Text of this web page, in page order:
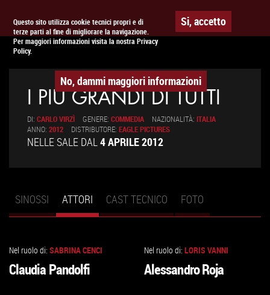
Questo sito utilizza cookie tecnici propri e di
terze parti al fine di migliorare la navigazione.
Per maggiori informazioni visita la nostra Privacy
Policy.
Si, accetto
No, dammi maggiori informazioni
APPUNTAMENTO AL CINEMA
I PIÙ GRANDI DI TUTTI
DI: CARLO VIRZÌ GENERE: COMMEDIA NAZIONALITÀ: ITALIA
ANNO: 2012 DISTRIBUTORE: EAGLE PICTURES
NELLE SALE DAL4 APRILE 2012
Schede primarie
SINOSSI ATTORI (SCHEDA
ATTIVA)
CAST TECNICO FOTO
ALLA
Nel ruolo di: SABRINA CENCI
Claudia Pandolfi
ALLA
Nel ruolo di: LORIS VANNI
Alessandro Roja